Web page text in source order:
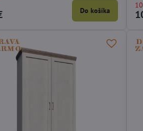
Do košíka